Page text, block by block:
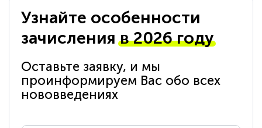
Узнайте особенности
зачисленияв 2026 году
Оставьте заявку, и мы
проинформируем Вас обо всех
нововведениях